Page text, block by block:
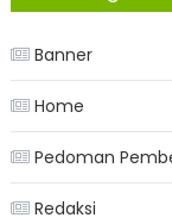
Banner
Home
Pedoman
Redaksi